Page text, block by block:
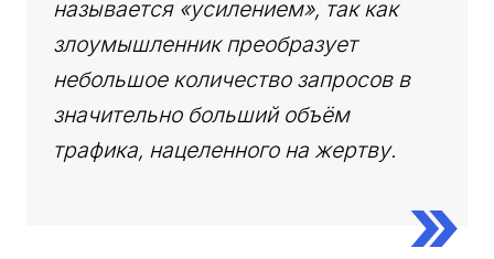
называется «усилением», так как
злоумышленник преобразует
небольшое количество запросов в
значительно больший объём
трафика, нацеленного на жертву.